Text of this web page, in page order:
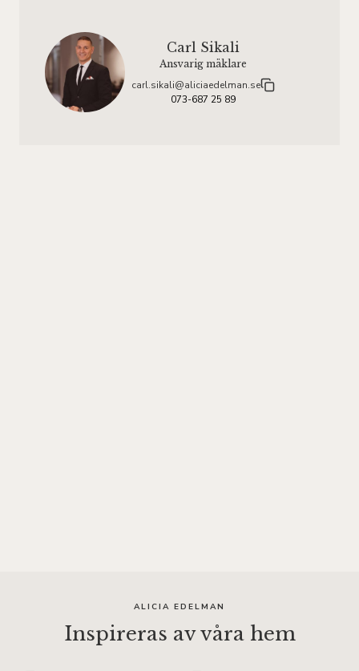
Carl Sikali
Ansvarig mäklare
carl.sikali@aliciaedelman.se
073-687 25 89
ALICIA EDELMAN
Inspireras av våra hem